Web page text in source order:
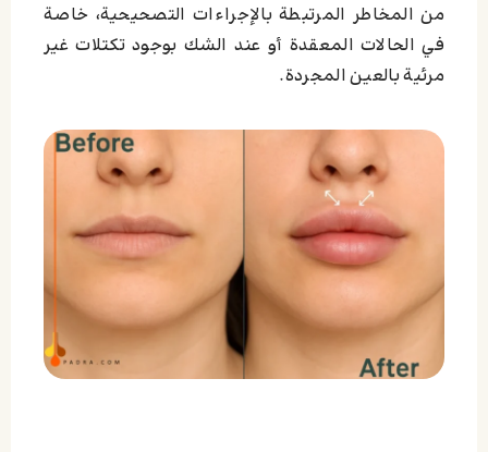
من المخاطر المرتبطة بالإجراءات التصحيحية، خاصة
في الحالات المعقدة أو عند الشك بوجود تكتلات غير
مرئية بالعين المجردة.